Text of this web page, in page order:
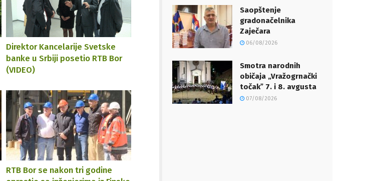
Direktor Kancelarije Svetske
banke u Srbiji posetio RTB Bor
(VIDEO)
RTB Bor se nakon tri godine
Saopštenje
gradonačelnika
Zaječara
06/08/2026
Smotra narodnih
običaja „Vražogrnački
točakˮ 7. i 8. avgusta
07/08/2026